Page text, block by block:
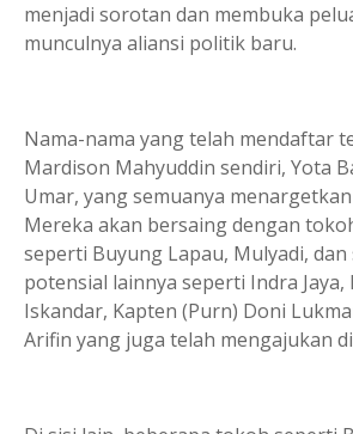
menjadi sorotan dan membuka
munculnya aliansi politik baru.
Nama-nama yang telah mendaftar
Mardison Mahyuddin sendiri, Yota
Umar, yang semuanya
Mereka akan bersaing dengan
seperti Buyung Lapau, Mulyadi, dan
potensial lainnya seperti Indra Jaya,
Iskandar, Kapten (Purn) Doni
Arifin yang juga telah mengajukan